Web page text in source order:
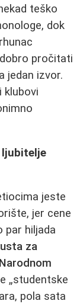
teško
dok
pročitati
jedan izvor.
klubovi
ljubitelje
jeste
jer cene
par hiljada
za
Narodnom
„studentske
pola sata